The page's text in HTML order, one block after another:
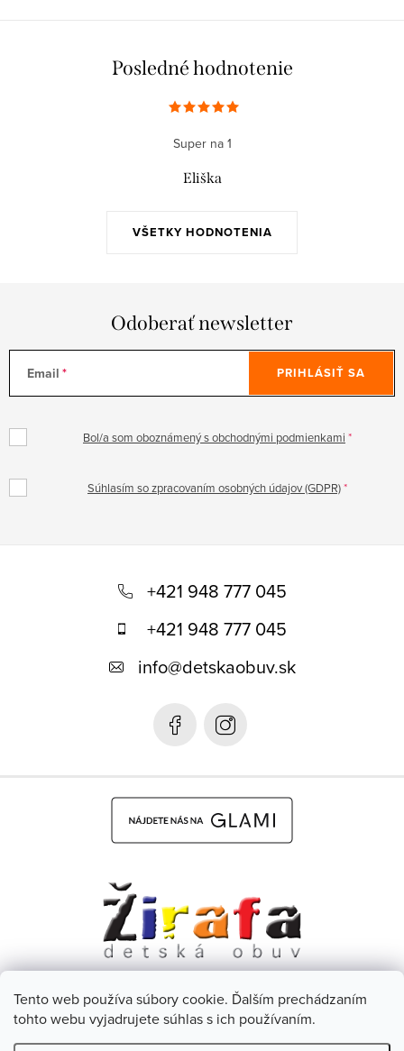
Tento web používa súbory cookie. Ďalším prechádzaním
tohto webu vyjadrujete súhlas s ich používaním.
Posledné hodnotenie
VŠETKY HODNOTENIA
Super na 1
Eliška
Odoberať newsletter
Email
Bol/a som oboznámený s obchodnými podmienkami
Súhlasím so zpracovaním osobných údajov (GDPR)
PRIHLÁSIŤ SA
+421 948 777 045
+421 948 777 045
info@detskaobuv.sk
Dětská obuv Žirafa - CZ Facebook